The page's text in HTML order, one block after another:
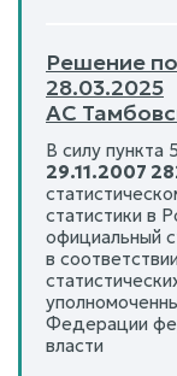
Решение
28.03.2025
АС
В силу пункта 5
29.11.2007
статистики в
официальный
в
Федерации
власти